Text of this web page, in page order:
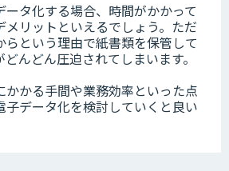
ータ化する場合、時間がかかって
メリットといえるでしょう。ただ
らという理由で紙書類を保管して
んどん圧迫されてしまいます。
かかる手間や業務効率といった点
子データ化を検討していくと良い